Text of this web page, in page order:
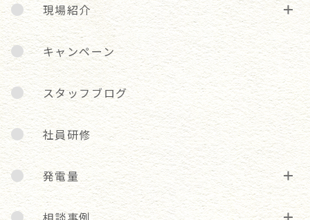
現場紹介
キャンペーン
スタッフブログ
社員研修
発電量